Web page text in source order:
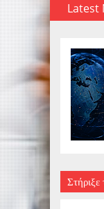
Latest
Στήριξε